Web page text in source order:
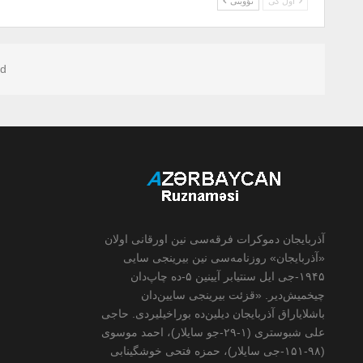
آذربایجان دموکرات فرقه‌سی نین اورقانی اولان
«آذربایجان» روزنامه‌سی نین بیرینجی سایی
۱۹۴۵-جی ایل سنتیابر آیینین ۵-ده چاپ‌دان
چیخمیش‌دیر. «قزئت بیرینجی سایین‌دان
باشلایاراق آذربایجان دیلین‌ده بوراخیلیردی. حاجی
علی شبوستری (۱-۲۹-جو سایلار)، احمد موسوی
(۹۸-۱۵۱-جی سایلار)، حمزه فتحی خوشگینابی